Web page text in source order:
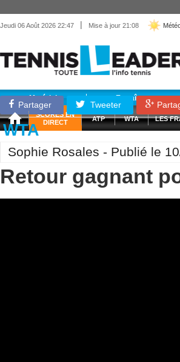
Jeudi 06 Août 2026 22:47 | Mise à jour 21:08
Matériel Entraînement
SCORES EN
DIRECT
ATP WTA LES
Partager Tweeter
WTA
Sophie Rosales - Publié le
Retour gagnant